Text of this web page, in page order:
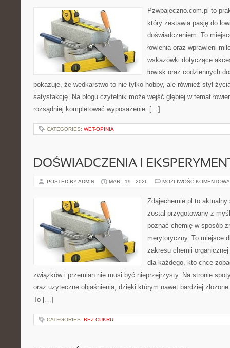
Pzwpajeczno.com.pl to
który zestawia pasję do
doświadczeniem. To
łowienia oraz wprawieni
wskazówki dotyczące
łowisk oraz codziennych
pokazuje, że wędkarstwo to nie tylko hobby, ale również styl
satysfakcję. Na blogu czytelnik może wejść głębiej w temat
rozsądniej kompletować wyposażenie. […]
CATEGORIES: WET-OPINIA
DOŚWIADCZENIA I
POSTED BY ADMIN MAR - 19 - 2026 MOŻLIWOŚĆ
Zdajechemie.pl to
został przygotowany z
poznać chemię w sposób
merytoryczny. To miejsce
zakresu chemii
dla każdego, kto chce
związków i przemian nie musi być nieprzejrzysty. Na stronie
oraz użyteczne objaśnienia, dzięki którym nawet bardziej
To […]
CATEGORIES: BEZ CUKRU